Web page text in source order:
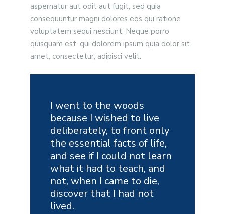
aspernatur aut odit aut fugit, sed quia
consequuntur magni dolores eos qui ratione
voluptatem sequi nesciunt. Neque porro
quisquam est, qui dolorem ipsum quia dolor sit
amet, consectetur, adipisci velit.
I went to the woods
because I wished to live
deliberately, to front only
the essential facts of life,
and see if I could not learn
what it had to teach, and
not, when I came to die,
discover that I had not
lived.